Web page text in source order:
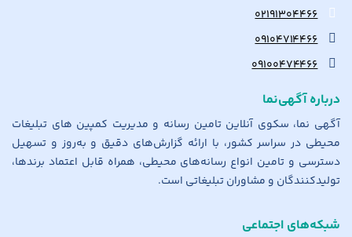
۰۲۱۹۱۳۰۴۴۶۶
۰۹۱۰۴۷۱۴۴۶۶
۰۹۱۰۰۴۷۴۴۶۶
درباره آگهی‌نما
آگهی نما، سکوی آنلاین تامین رسانه و مدیریت کمپین های تبلیغات
محیطی در سراسر کشور، با ارائه گزارش‌های دقیق و به‌روز و تسهیل
دسترسی و تامین انواع رسانه‌های محیطی، همراه قابل اعتماد برندها،
تولیدکنندگان و مشاوران تبلیغاتی است.
شبکه‌های اجتماعی